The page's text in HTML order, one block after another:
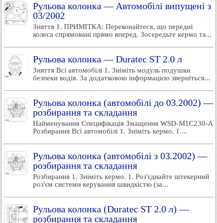
Рульова колонка — Автомобілі випущені з
03/2002
Зняття 1. ПРИМІТКА: Переконайтеся, що передні
колеса спрямовані прямо вперед. Зосередьте кермо та...
Рульова колонка — Duratec ST 2.0 л
Зняття Всі автомобілі 1. Зніміть модуль подушки
безпеки водія. За додатковою інформацією зверніться...
Рульова колонка (автомобілі до 03.2002) —
розбирання та складання
Найменування Специфікація Змащення WSD-M1C230-A
Розбирання Всі автомобілі 1. Зніміть кермо. 1....
Рульова колонка (автомобілі з 03.2002) —
розбирання та складання
Розбирання 1. Зніміть кермо. 1. Роз'єднайте штекерний
роз'єм системи керування швидкістю (за...
Рульова колонка (Duratec ST 2.0 л) —
розбирання та складання